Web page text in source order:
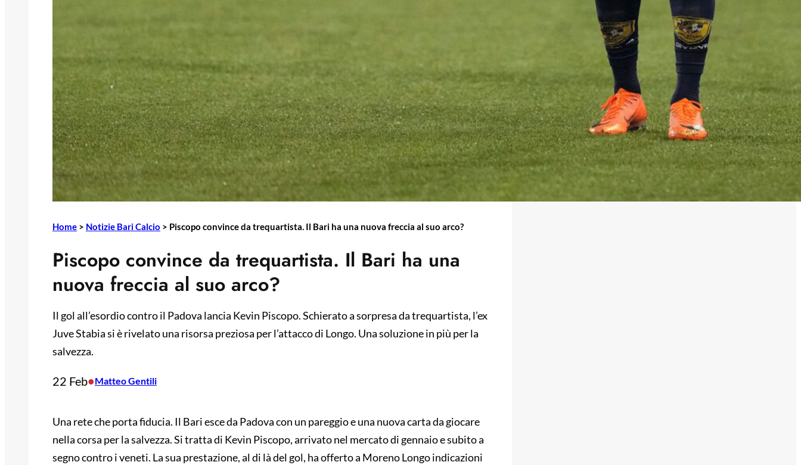
Home > Notizie Bari Calcio > Piscopo convince da trequartista. Il Bari ha una nuova freccia al suo arco?
Piscopo convince da trequartista. Il Bari ha una
nuova freccia al suo arco?
Il gol all’esordio contro il Padova lancia Kevin Piscopo. Schierato a sorpresa da trequartista, l’ex
Juve Stabia si è rivelato una risorsa preziosa per l’attacco di Longo. Una soluzione in più per la
salvezza.
22 Feb•Matteo Gentili
Una rete che porta fiducia. Il Bari esce da Padova con un pareggio e una nuova carta da giocare
nella corsa per la salvezza. Si tratta di Kevin Piscopo, arrivato nel mercato di gennaio e subito a
segno contro i veneti. La sua prestazione, al di là del gol, ha offerto a Moreno Longo indicazioni